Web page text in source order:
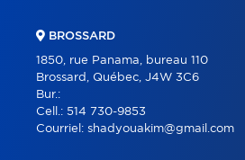
BROSSARD
1850, rue Panama, bureau 110
Brossard, Québec, J4W 3C6
Bur.:
Cell.: 514 730-9853
Courriel: shadyouakim@gmail.com